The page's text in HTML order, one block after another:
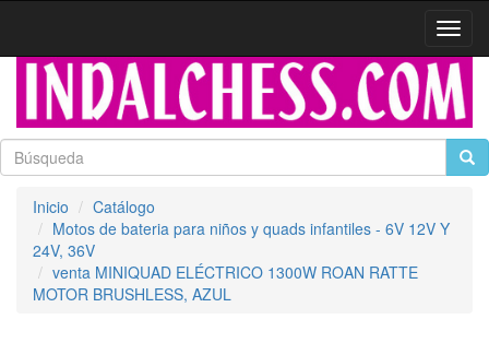
Inicio
Catálogo
Motos de bateria para niños y quads infantiles - 6V 12V Y
24V, 36V
venta MINIQUAD ELÉCTRICO 1300W ROAN RATTE
MOTOR BRUSHLESS, AZUL